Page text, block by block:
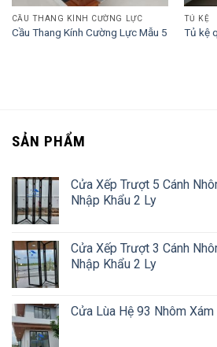
CẦU THANG KÍNH CƯỜNG LỰC
Cầu Thang Kính Cường Lực Mẫu 5
TỦ KỆ
Tủ kệ
SẢN PHẨM
Cửa Xếp Trượt 5 Cánh
Nhập Khẩu 2 Ly
Cửa Xếp Trượt 3 Cánh
Nhập Khẩu 2 Ly
Cửa Lùa Hệ 93 Nhôm